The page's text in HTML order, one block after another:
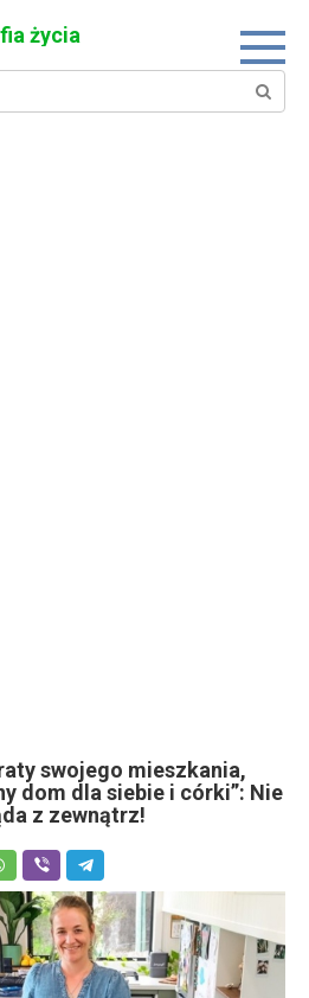
życia
swojego mieszkania,
dom dla siebie i córki”: Nie
z zewnątrz!